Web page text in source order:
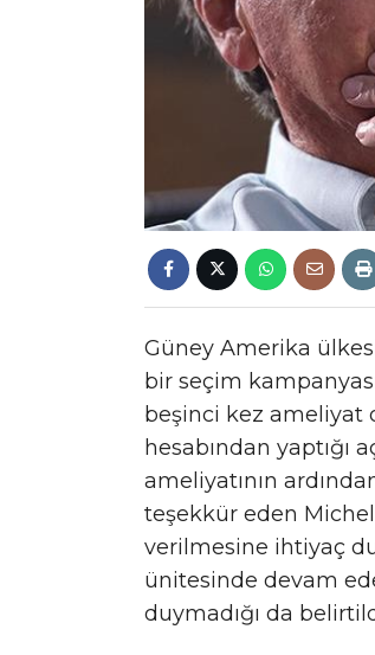
Güney Amerika ülkesi
bir seçim
beşinci kez ameliyat
hesabından yaptığı
ameliyatının
teşekkür eden
verilmesine ihtiyaç
ünitesinde devam
duymadığı da